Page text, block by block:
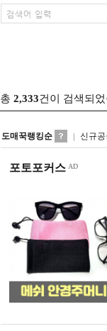
총 2,333건이 검색되
도매꾹랭킹순 신규
포토포커스